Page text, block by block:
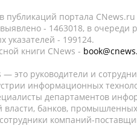
публикаций портала
- 1463018, в очереди
указателей - 199124.
книги CNews -
— это руководители и
информационных
департаментов
власти, банков,
компаний-